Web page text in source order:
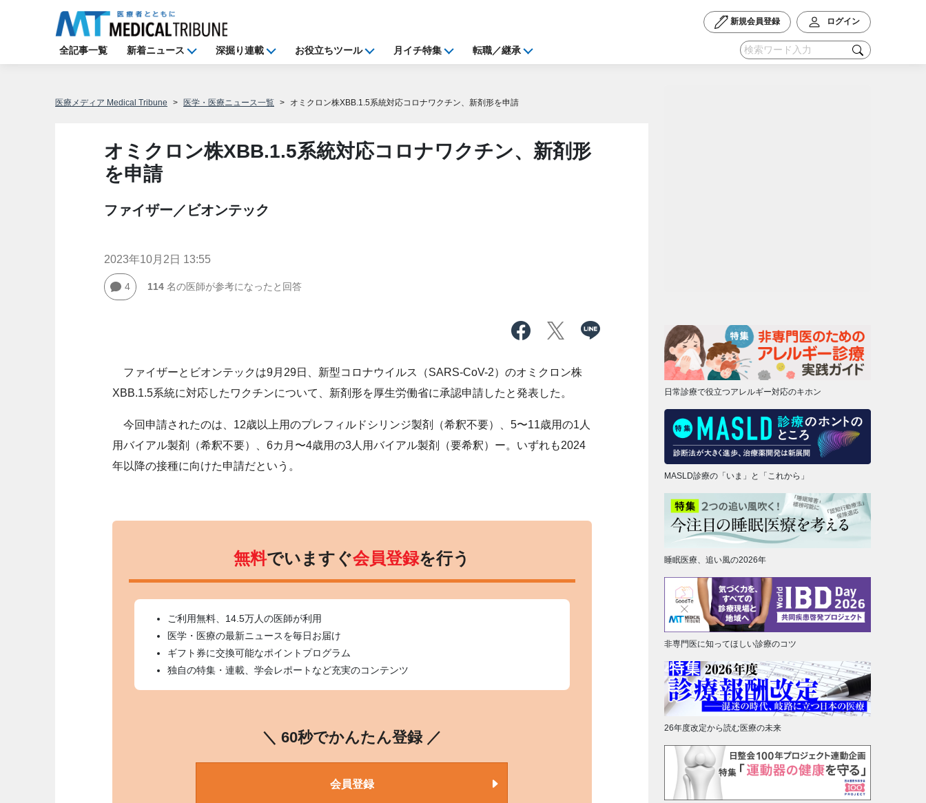
新規会員登録 ログイン
全記事一覧 新着ニュース 深掘り連載 お役立ちツール 月イチ特集 転職／継承
医療メディア Medical Tribune 医学・医療ニュース一覧 オミクロン株XBB.1.5系統対応コロナワクチン、新剤形を申請
オミクロン株XBB.1.5系統対応コロナワクチン、新剤形
を申請
ファイザー／ビオンテック
2023年10月2日 13:55
4 114名の医師が参考になったと回答
ファイザーとビオンテックは9月29日、新型コロナウイルス（SARS-CoV-2）のオミクロン株
XBB.1.5系統に対応したワクチンについて、新剤形を厚生労働省に承認申請したと発表した。
今回申請されたのは、12歳以上用のプレフィルドシリンジ製剤（希釈不要）、5〜11歳用の1人
用バイアル製剤（希釈不要）、6カ月〜4歳用の3人用バイアル製剤（要希釈）ー。いずれも2024
年以降の接種に向けた申請だという。
無料でいますぐ会員登録を行う
ご利用無料、14.5万人の医師が利用
医学・医療の最新ニュースを毎日お届け
ギフト券に交換可能なポイントプログラム
独自の特集・連載、学会レポートなど充実のコンテンツ
＼ 60秒でかんたん登録 ／
会員登録
日常診療で役立つアレルギー対応のキホン
MASLD診療の「いま」と「これから」
睡眠医療、追い風の2026年
非専門医に知ってほしい診療のコツ
26年度改定から読む医療の未来